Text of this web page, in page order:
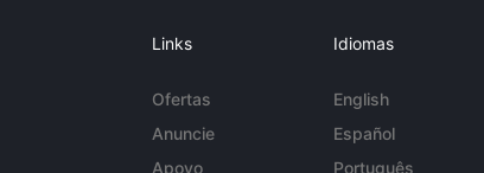
Links
Ofertas
Anuncie
Apoyo
Idiomas
English
Español
Português